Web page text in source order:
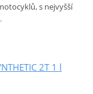
s nejvyšší
2T 1 l